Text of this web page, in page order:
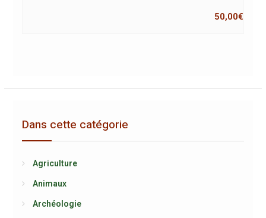
50,00€
Dans cette catégorie
Agriculture
Animaux
Archéologie